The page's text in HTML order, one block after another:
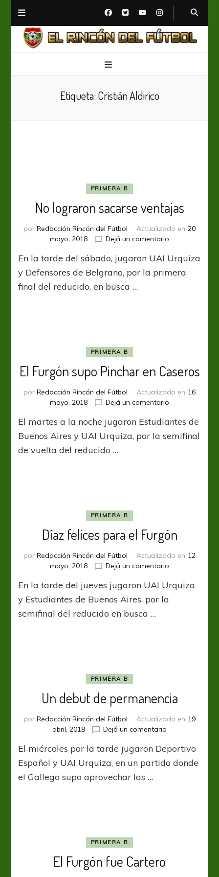
Etiqueta: Cristián Aldirico
PRIMERA B
No lograron sacarse ventajas
por Redacción Rincón del Fútbol Actualizado en 20
mayo, 2018
Dejá un comentario
lograron
sacarse
En la tarde del sábado, jugaron UAI Urquiza
y Defensores de Belgrano, por la primera
final del reducido, en busca …
PRIMERA B
El Furgón supo Pinchar en Caseros
por Redacción Rincón del Fútbol Actualizado en 16
mayo, 2018
Dejá un comentario
Furgón
supo
El martes a la noche jugaron Estudiantes de
Buenos Aires y UAI Urquiza, por la semifinal
de vuelta del reducido …
PRIMERA B
Díaz felices para el Furgón
por Redacción Rincón del Fútbol Actualizado en 12
mayo, 2018
Dejá un comentario
felices
En la tarde del jueves jugaron UAI Urquiza
y Estudiantes de Buenos Aires, por la
semifinal del reducido en busca …
PRIMERA B
Un debut de permanencia
por Redacción Rincón del Fútbol Actualizado en 19
abril, 2018
Dejá un comentario
debut
de
El miércoles por la tarde jugaron Deportivo
Español y UAI Urquiza, en un partido donde
el Gallego supo aprovechar las …
PRIMERA B
El Furgón fue Cartero